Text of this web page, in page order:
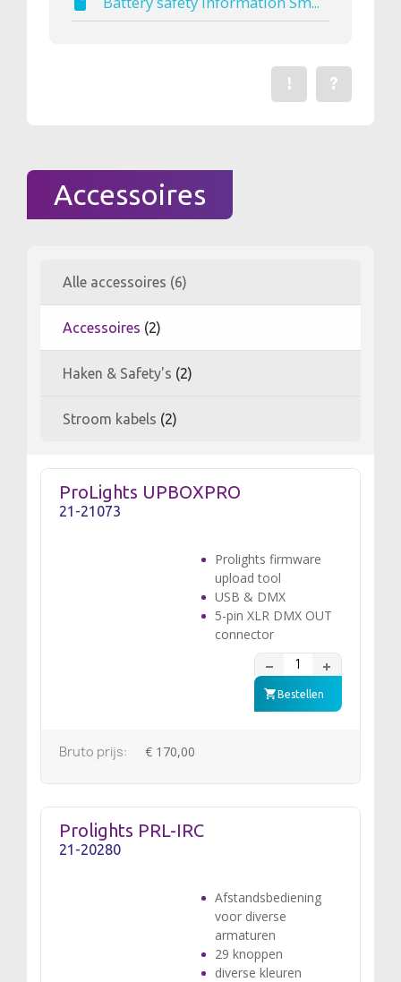
Stel een
?
Een fout gevonden?
!
Accessoires
Alle accessoires (6)
Accessoires (2)
Haken & Safety's (2)
Stroom kabels (2)
ProLights UPBOXPRO
21-21073
Prolights firmware
upload tool
USB & DMX
5-pin XLR DMX OUT
connector
Bestellen
Bruto prijs: € 170,00
Prolights PRL-IRC
21-20280
Afstandsbediening
voor diverse
armaturen
29 knoppen
diverse kleuren